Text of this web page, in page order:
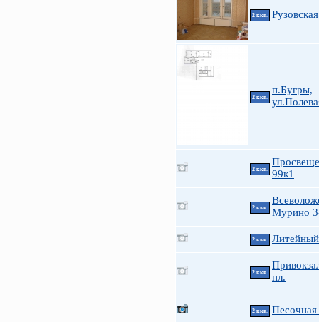
2 ккв.
2 ккв.
п.Бугры,
2 ккв.
99к1
2 ккв.
Мурино
2 ккв.
2 ккв.
пл.
2 ккв. Песочная